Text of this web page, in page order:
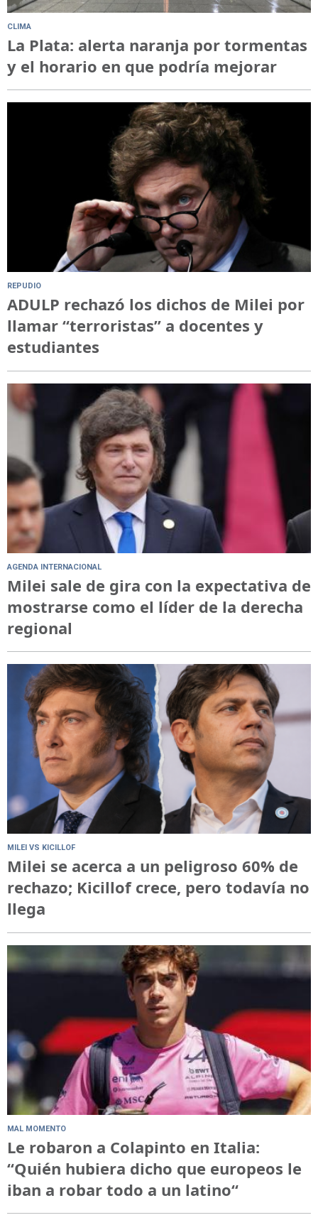
CLIMA
La Plata: alerta naranja por tormentas
y el horario en que podría mejorar
REPUDIO
ADULP rechazó los dichos de Milei por
llamar “terroristas” a docentes y
estudiantes
AGENDA INTERNACIONAL
Milei sale de gira con la expectativa de
mostrarse como el líder de la derecha
regional
MILEI VS KICILLOF
Milei se acerca a un peligroso 60% de
rechazo; Kicillof crece, pero todavía no
llega
MAL MOMENTO
Le robaron a Colapinto en Italia:
“Quién hubiera dicho que europeos le
iban a robar todo a un latino“